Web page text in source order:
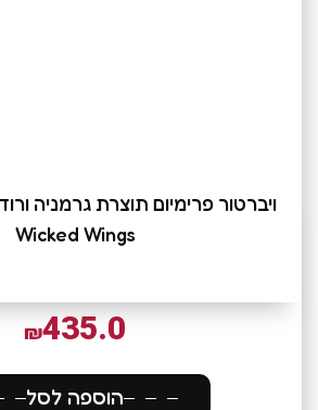
Wicked Wings
₪435.0
הוספה לסל